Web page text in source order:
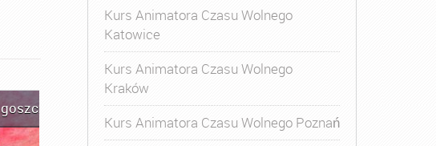
Kurs Animatora Czasu Wolnego,Kurs Animatora Czasu
Kurs Animatora Czasu Wolnego
Katowice
Kurs Animatora Czasu Wolnego
Kraków
Kurs Animatora Czasu Wolnego Poznań